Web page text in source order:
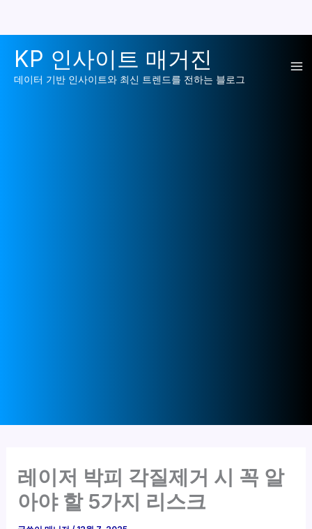
KP 인사이트 매거진
데이터 기반 인사이트와 최신 트렌드를 전하는 블로그
레이저 박피 각질제거 시 꼭 알
아야 할 5가지 리스크